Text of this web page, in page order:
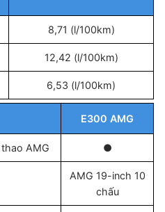
8,71 (l/100km)
12,42 (l/100km)
6,53 (l/100km)
E300 AMG
AMG ●
AMG 19-inch 10
chấu